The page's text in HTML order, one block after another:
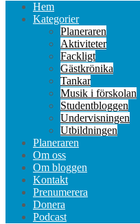
Hem
Kategorier
Planeraren
Aktiviteter
Fackligt
Gästkrönika
Tankar
Musik i förskolan
Studentbloggen
Undervisningen
Utbildningen
Planeraren
Om oss
Om bloggen
Kontakt
Prenumerera
Donera
Podcast